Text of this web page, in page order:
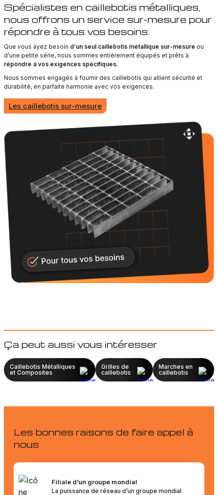
Spécialistes en caillebotis métalliques,
nous offrons un service sur-mesure pour
répondre à tous vos besoins.
Que vous ayez besoin d’un seul caillebotis métallique sur-mesure ou
d’une petite série, nous sommes entièrement équipés et prêts à
répondre à vos exigences spécifiques.
Nous sommes engagés à fournir des caillebotis qui allient sécurité et
durabilité, en parfaite harmonie avec vos exigences.
Les caillebotis sur-mesure
Ça peut aussi vous intéresser
Caillebotis Métalliques
et Composites
Grilles de
caillebotis
Marches en
caillebotis
Les bonnes raisons de faire appel à
nous
Filiale d’un groupe mondial
La puissance de réseau d’un groupe mondial